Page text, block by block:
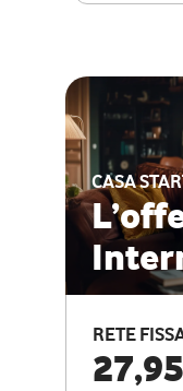
CASA
RETE